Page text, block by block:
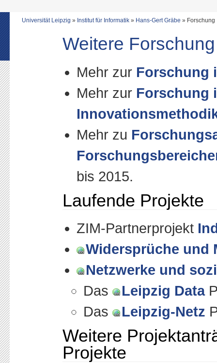
Universität Leipzig » Institut für Informatik » Hans-Gert Gräbe » Forschung
Weitere Forschung
Mehr zur Forschung
Mehr zur Forschung
Mehr zu
bis 2015.
Laufende Projekte
ZIM-Partnerprojekt
Widersprüche und
Netzwerke und
Das
Leipzig Data
Das
Leipzig-Netz
Weitere
Projekte